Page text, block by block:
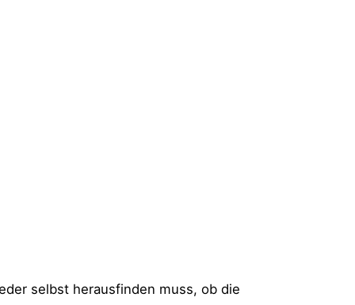
selbst herausfinden muss, ob die